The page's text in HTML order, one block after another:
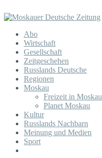
Abo
Wirtschaft
Gesellschaft
Zeitgeschehen
Russlands Deutsche
Regionen
Moskau
Freizeit in Moskau
Planet Moskau
Kultur
Russlands Nachbarn
Meinung und Medien
Sport